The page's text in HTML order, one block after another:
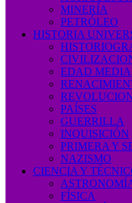
MINERÍA
PETRÓLEO
HISTORIA
EDAD MEDIA
PAÍSES
GUERRILLA
INQUISICIÓN
PRIMERA Y
NAZISMO
CIENCIA Y
FÍSICA